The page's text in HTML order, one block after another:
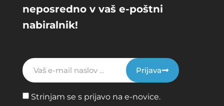
neposredno v vaš e-poštni
nabiralnik!
Strinjam se s prijavo na e-novice.
Prijava